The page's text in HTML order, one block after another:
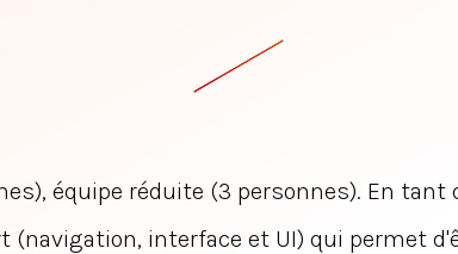
équipe réduite (3 personnes). En tant
(navigation, interface et UI) qui permet